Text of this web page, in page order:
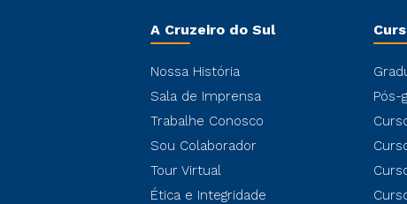
A Cruzeiro do Sul
Nossa História
Sala de Imprensa
Trabalhe Conosco
Sou Colaborador
Tour Virtual
Ética e Integridade
Pós-